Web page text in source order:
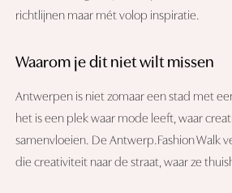
richtlijnen maar mét volop inspiratie.
Waarom je dit niet wilt missen
Antwerpen is niet zomaar een stad met
het is een plek waar mode leeft, waar
samenvloeien. De Antwerp.Fashion Walk
die creativiteit naar de straat, waar ze